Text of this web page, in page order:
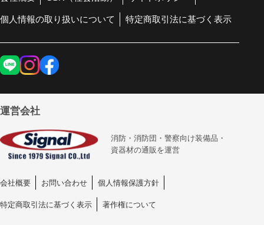
個人情報の取り扱いについて 特定商取引法に基づく表示
運営会社
消防・消防団・警察向け装備品・
資器材の通販を運営
会社概要 お問い合わせ 個人情報保護方針
特定商取引法に基づく表示 著作権について